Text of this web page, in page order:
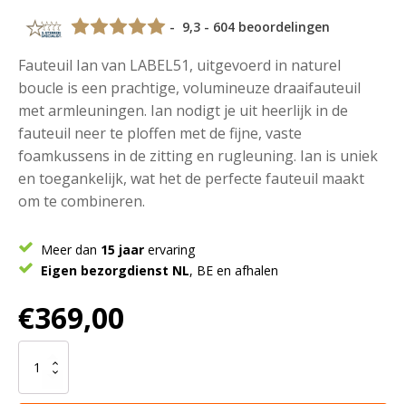
- 9,3 - 604 beoordelingen
Fauteuil Ian van LABEL51, uitgevoerd in naturel
boucle is een prachtige, volumineuze draaifauteuil
met armleuningen. Ian nodigt je uit heerlijk in de
fauteuil neer te ploffen met de fijne, vaste
foamkussens in de zitting en rugleuning. Ian is uniek
en toegankelijk, wat het de perfecte fauteuil maakt
om te combineren.
Meer dan 15 jaar ervaring
Eigen bezorgdienst NL, BE en afhalen
€369,00
Fauteuil
Ian